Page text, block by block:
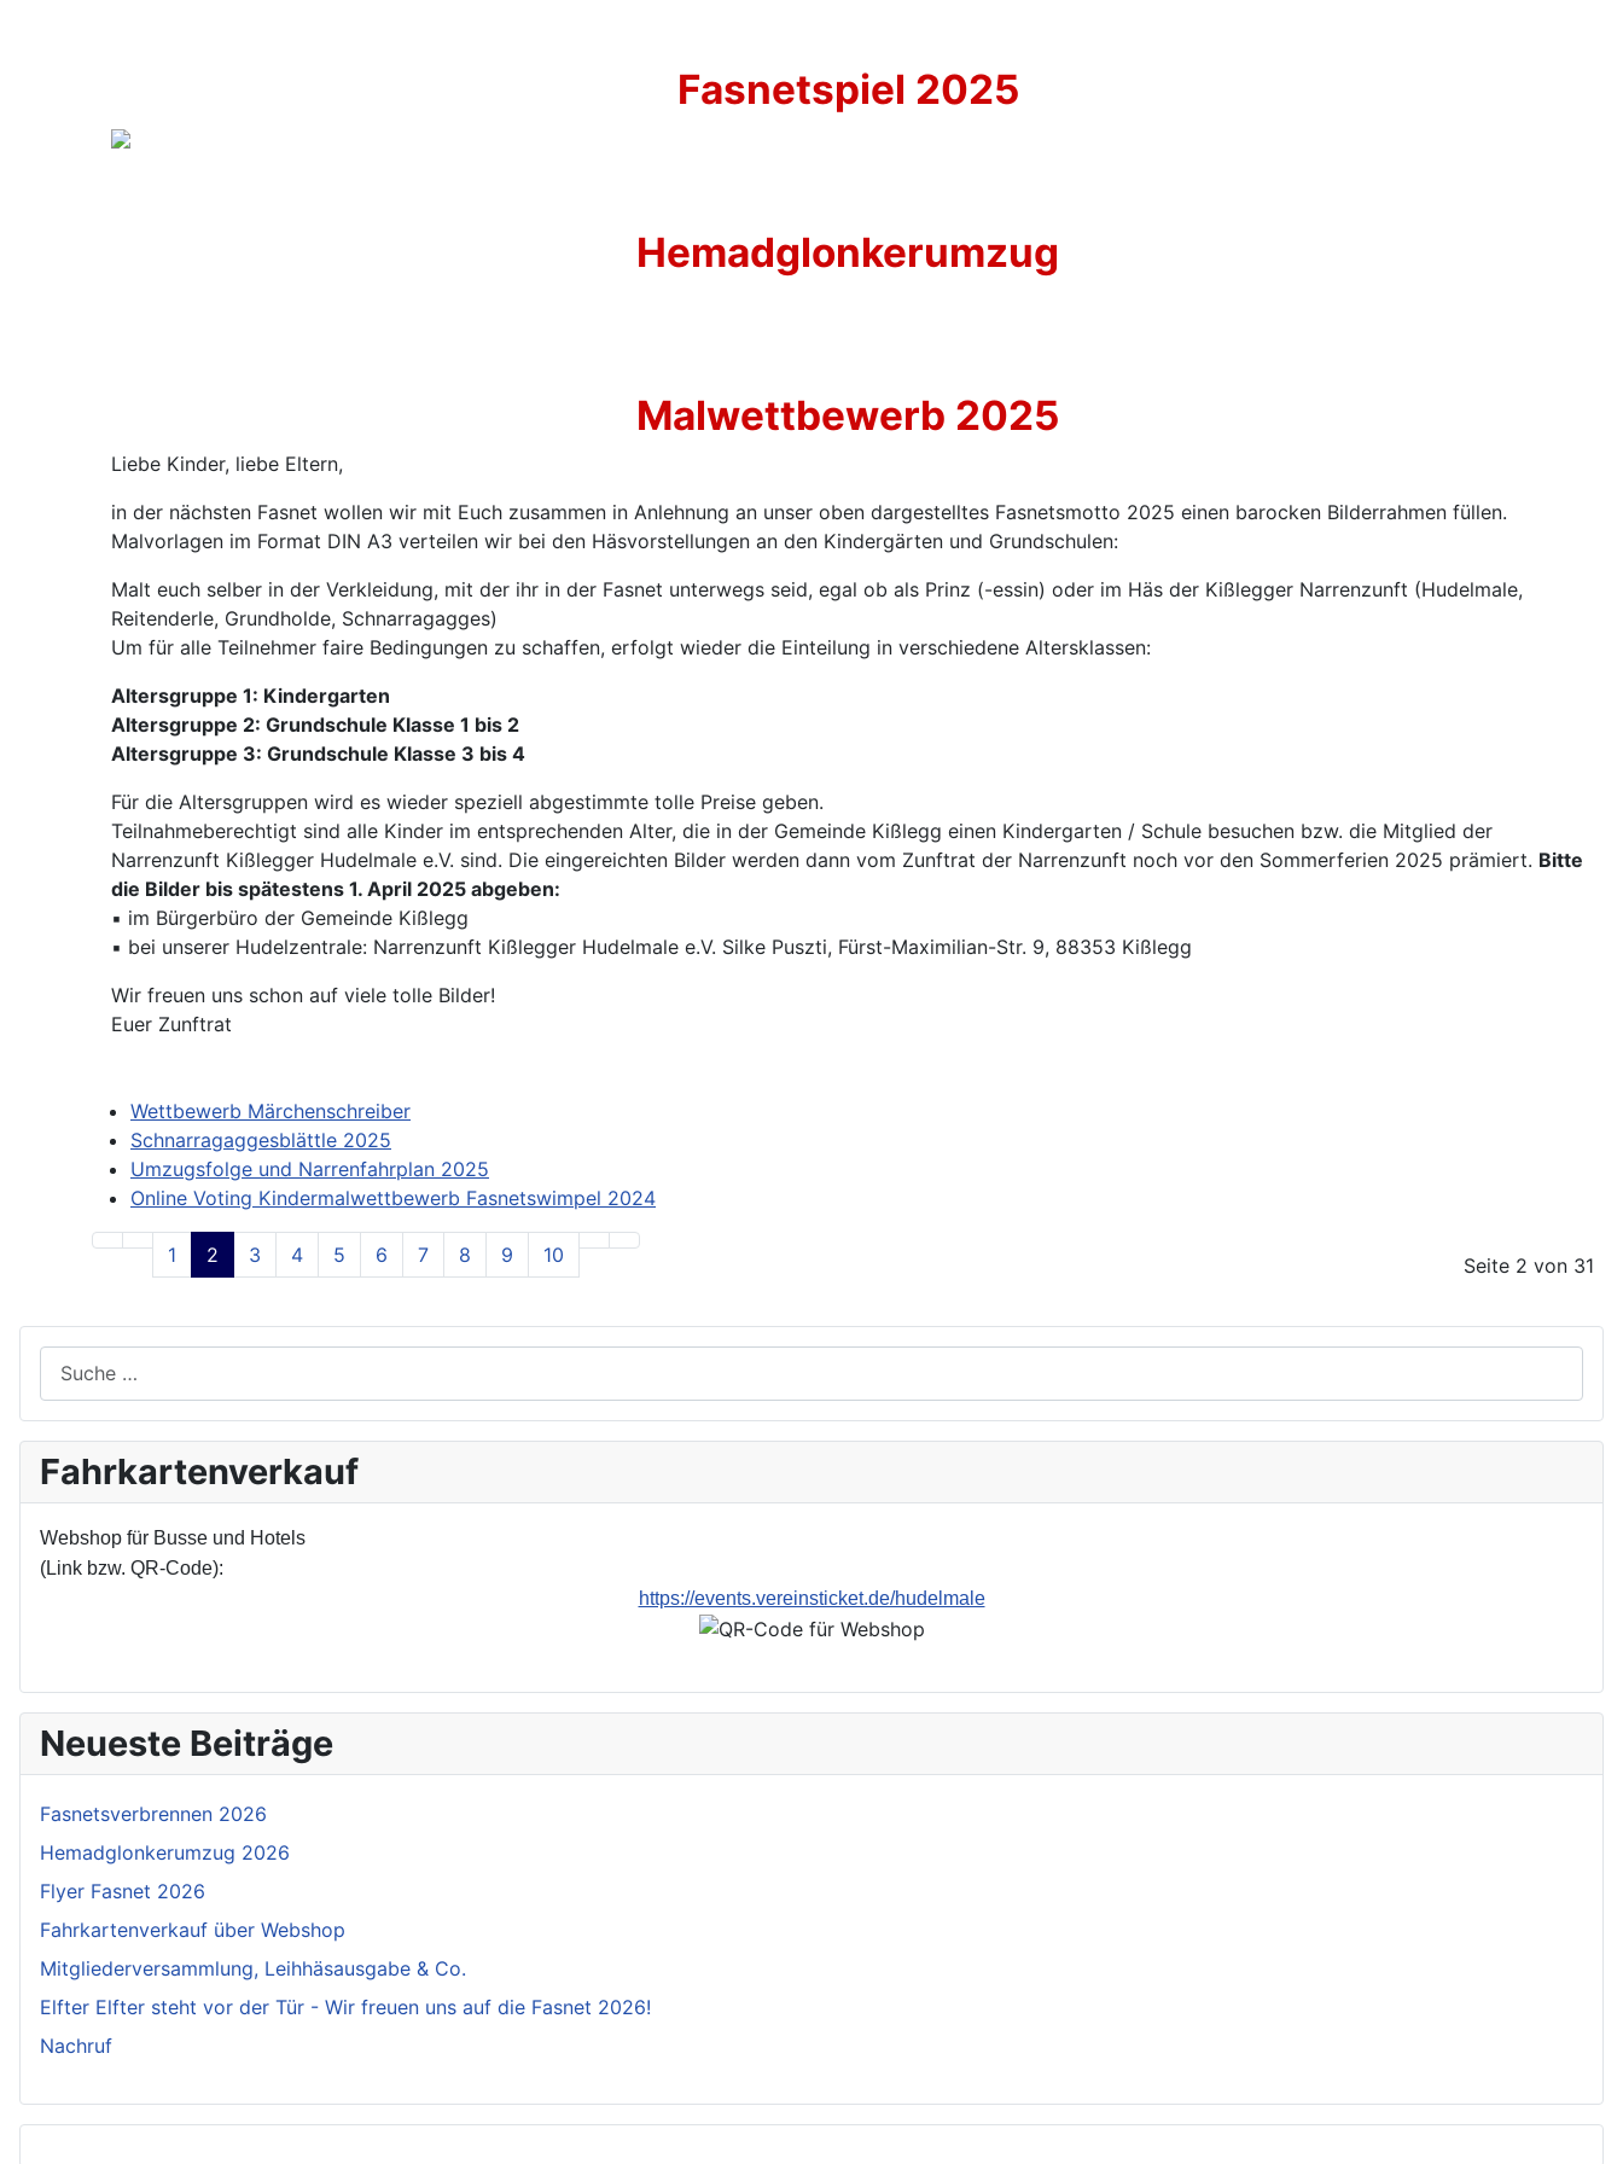
Fasnetspiel 2025
Hemadglonkerumzug
Malwettbewerb 2025
Liebe Kinder, liebe Eltern,
in der nächsten Fasnet wollen wir mit Euch zusammen in Anlehnung an unser oben dargestelltes Fasnetsmotto 2025 einen barocken Bilderrahmen füllen.
Malvorlagen im Format DIN A3 verteilen wir bei den Häsvorstellungen an den Kindergärten und Grundschulen:
Malt euch selber in der Verkleidung, mit der ihr in der Fasnet unterwegs seid, egal ob als Prinz (-essin) oder im Häs der Kißlegger Narrenzunft (Hudelmale,
Reitenderle, Grundholde, Schnarragagges)
Um für alle Teilnehmer faire Bedingungen zu schaffen, erfolgt wieder die Einteilung in verschiedene Altersklassen:
Altersgruppe 1: Kindergarten
Altersgruppe 2: Grundschule Klasse 1 bis 2
Altersgruppe 3: Grundschule Klasse 3 bis 4
Für die Altersgruppen wird es wieder speziell abgestimmte tolle Preise geben.
Teilnahmeberechtigt sind alle Kinder im entsprechenden Alter, die in der Gemeinde Kißlegg einen Kindergarten / Schule besuchen bzw. die Mitglied der
Narrenzunft Kißlegger Hudelmale e.V. sind. Die eingereichten Bilder werden dann vom Zunftrat der Narrenzunft noch vor den Sommerferien 2025 prämiert. Bitte
die Bilder bis spätestens 1. April 2025 abgeben:
▪ im Bürgerbüro der Gemeinde Kißlegg
▪ bei unserer Hudelzentrale: Narrenzunft Kißlegger Hudelmale e.V. Silke Puszti, Fürst-Maximilian-Str. 9, 88353 Kißlegg
Wir freuen uns schon auf viele tolle Bilder!
Euer Zunftrat
Wettbewerb Märchenschreiber
Schnarragaggesblättle 2025
Umzugsfolge und Narrenfahrplan 2025
Online Voting Kindermalwettbewerb Fasnetswimpel 2024
Seite 2 von 31
1 2 3 4 5 6 7 8 9 10
Fahrkartenverkauf
Webshop für Busse und Hotels
(Link bzw. QR-Code):
https://events.vereinsticket.de/hudelmale
Neueste Beiträge
Fasnetsverbrennen 2026
Hemadglonkerumzug 2026
Flyer Fasnet 2026
Fahrkartenverkauf über Webshop
Mitgliederversammlung, Leihhäsausgabe & Co.
Elfter Elfter steht vor der Tür - Wir freuen uns auf die Fasnet 2026!
Nachruf